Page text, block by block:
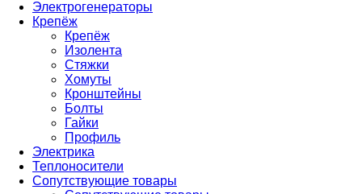
Электрогенераторы
Крепёж
Крепёж
Изолента
Стяжки
Хомуты
Кронштейны
Болты
Гайки
Профиль
Электрика
Теплоносители
Сопутствующие товары